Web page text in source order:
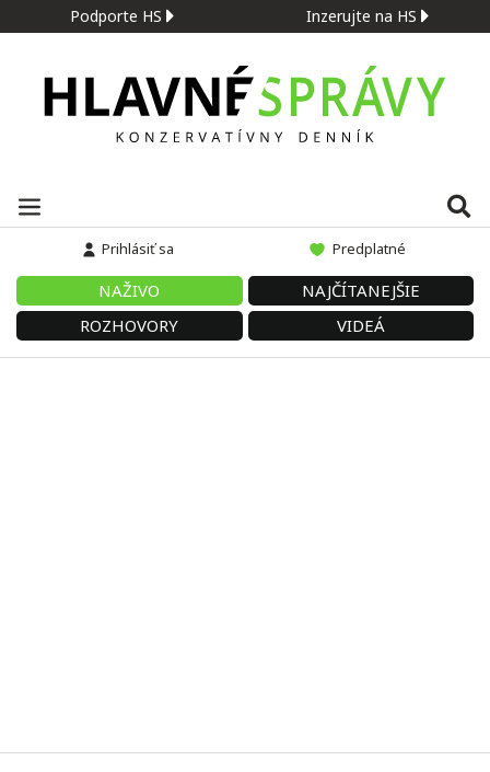
Podporte HS Inzerujte na HS
Prihlásiť sa Predplatné
NAŽIVO
NAJČÍTANEJŠIE
ROZHOVORY
VIDEÁ